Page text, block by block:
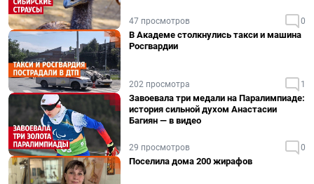
47 просмотров 0
В Академе столкнулись такси и машина
Росгвардии
202 просмотра 1
Завоевала три медали на Паралимпиаде:
история сильной духом Анастасии
Багиян — в видео
29 просмотров 0
Поселила дома 200 жирафов